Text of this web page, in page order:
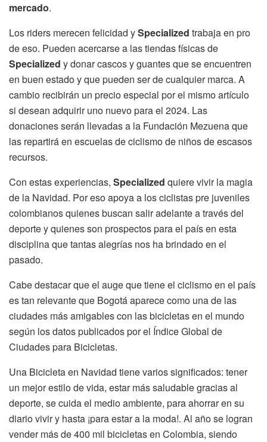
mercado.
Los riders merecen felicidad ySpecialized trabaja en pro
de eso. Pueden acercarse a las tiendas físicas de
Specialized y donar cascos y guantes que se encuentren
en buen estado y que pueden ser de cualquier marca. A
cambio recibirán un precio especial por el mismo artículo
si desean adquirir uno nuevo para el 2024. Las
donaciones serán llevadas a la Fundación Mezuena que
las repartirá en escuelas de ciclismo de niños de escasos
recursos.
Con estas experiencias, Specialized quiere vivir la magia
de la Navidad. Por eso apoya a los ciclistas pre juveniles
colombianos quienes buscan salir adelante a través del
deporte y quienes son prospectos para el país en esta
disciplina que tantas alegrías nos ha brindado en el
pasado.
Cabe destacar que el auge que tiene el ciclismo en el país
es tan relevante que Bogotá aparece como una de las
ciudades más amigables con las bicicletas en el mundo
según los datos publicados por el Índice Global de
Ciudades para Bicicletas.
Una Bicicleta en Navidad tiene varios significados: tener
un mejor estilo de vida, estar más saludable gracias al
deporte, se cuida el medio ambiente, para ahorrar en su
diario vivir y hasta ¡para estar a la moda!. Al año se logran
vender más de 400 mil bicicletas en Colombia, siendo